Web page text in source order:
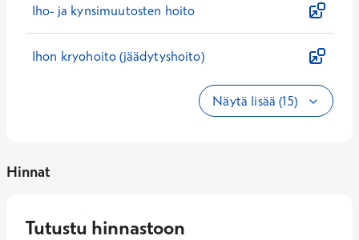
Iho- ja kynsimuutosten hoito
Ihon kryohoito (jäädytyshoito)
Näytä lisää (15)
Hinnat
Tutustu hinnastoon